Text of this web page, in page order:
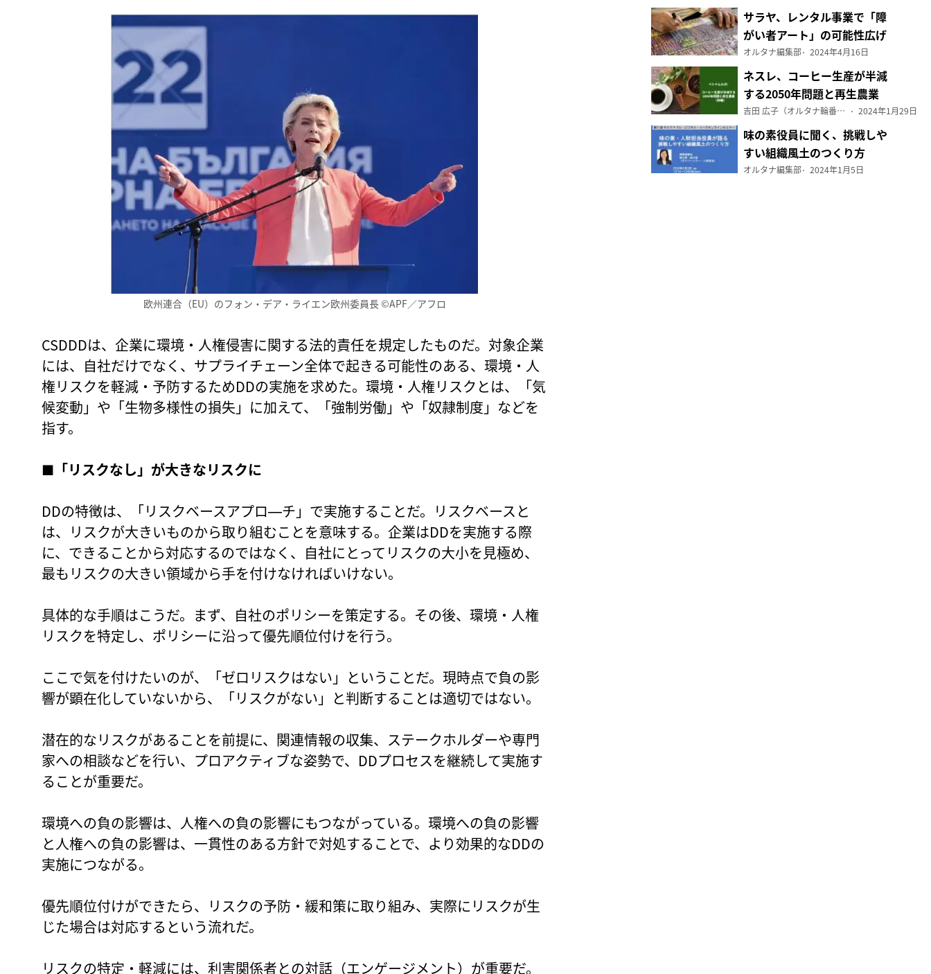
欧州連合（EU）のフォン・デア・ライエン欧州委員長 ©APF／アフロ
CSDDDは、企業に環境・人権侵害に関する法的責任を規定したものだ。対象企業
には、自社だけでなく、サプライチェーン全体で起きる可能性のある、環境・人
権リスクを軽減・予防するためDDの実施を求めた。環境・人権リスクとは、「気
候変動」や「生物多様性の損失」に加えて、「強制労働」や「奴隷制度」などを
指す。
■「リスクなし」が大きなリスクに
DDの特徴は、「リスクベースアプロ―チ」で実施することだ。リスクベースと
は、リスクが大きいものから取り組むことを意味する。企業はDDを実施する際
に、できることから対応するのではなく、自社にとってリスクの大小を見極め、
最もリスクの大きい領域から手を付けなければいけない。
具体的な手順はこうだ。まず、自社のポリシーを策定する。その後、環境・人権
リスクを特定し、ポリシーに沿って優先順位付けを行う。
ここで気を付けたいのが、「ゼロリスクはない」ということだ。現時点で負の影
響が顕在化していないから、「リスクがない」と判断することは適切ではない。
潜在的なリスクがあることを前提に、関連情報の収集、ステークホルダーや専門
家への相談などを行い、プロアクティブな姿勢で、DDプロセスを継続して実施す
ることが重要だ。
環境への負の影響は、人権への負の影響にもつながっている。環境への負の影響
と人権への負の影響は、一貫性のある方針で対処することで、より効果的なDDの
実施につながる。
優先順位付けができたら、リスクの予防・緩和策に取り組み、実際にリスクが生
じた場合は対応するという流れだ。
リスクの特定・軽減には、利害関係者との対話（エンゲージメント）が重要だ。
サラヤ、レンタル事業で「障
がい者アート」の可能性広げ
る
オルタナ編集部 2024年4月16日
ネスレ、コーヒー生産が半減
する2050年問題と再生農業
（前編）
吉田 広子（オルタナ輪番編集長） 2024年1月29日
味の素役員に聞く、挑戦しや
すい組織風土のつくり方
オルタナ編集部 2024年1月5日